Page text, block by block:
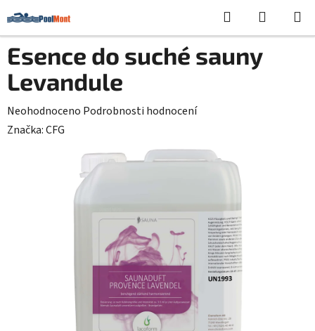
na
obsah
Hledat
KOŠÍK
Esence do suché sauny
Levandule
Průměrné
hodnocení
Neohodnoceno Podrobnosti hodnocení
Značka:CFG